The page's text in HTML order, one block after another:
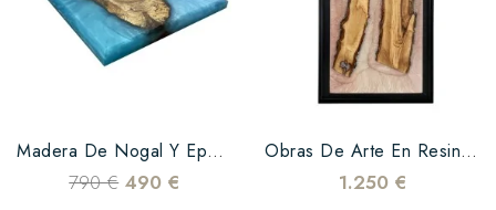
Madera De Nogal Y Epoxi Azul
790 € 490 €
Obras De Arte En Resinas Epoxi Y Madera De Olivo
1.250 €